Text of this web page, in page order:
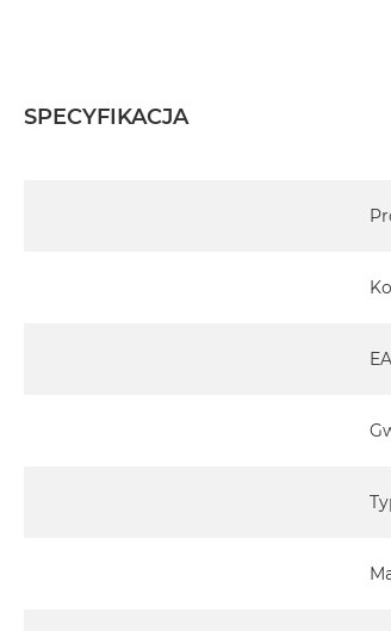
Obsługuje wszystkie standardowe
Współpracuje z każdym
Ładowanie bezprzewodowe
Każda strona podstawki ma
SPECYFIKACJA